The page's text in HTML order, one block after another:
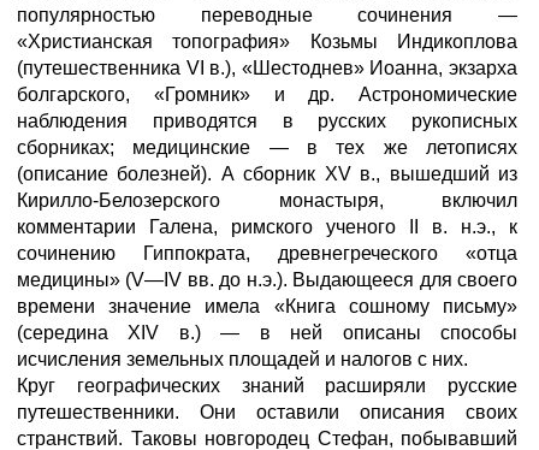
популярностью переводные сочинения —
«Христианская топография» Козьмы Индикоплова
(путешественника VI в.), «Шестоднев» Иоанна, экзарха
болгарского, «Громник» и др. Астрономические
наблюдения приводятся в русских рукописных
сборниках; медицинские — в тех же летописях
(описание болезней). А сборник XV в., вышедший из
Кирилло-Белозерского монастыря, включил
комментарии Галена, римского ученого II в. н.э., к
сочинению Гиппократа, древнегреческого «отца
медицины» (V—IV вв. до н.э.). Выдающееся для своего
времени значение имела «Книга сошному письму»
(середина XIV в.) — в ней описаны способы
исчисления земельных площадей и налогов с них.
Круг географических знаний расширяли русские
путешественники. Они оставили описания своих
странствий. Таковы новгородец Стефан, побывавший